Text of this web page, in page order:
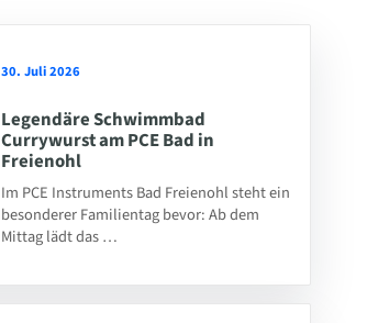
30. Juli 2026
Legendäre Schwimmbad
Currywurst am PCE Bad in
Freienohl
Im PCE Instruments Bad Freienohl steht ein
besonderer Familientag bevor: Ab dem
Mittag lädt das …